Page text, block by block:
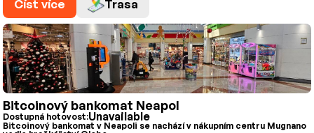
Číst více Trasa
Bitcoinový bankomat Neapol
Dostupná hotovost:Unavailable
Bitcoinový bankomat v Neapoli se nachází v nákupním centru Mugnano